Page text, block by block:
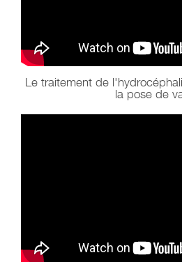
Le traitement de
la pose de